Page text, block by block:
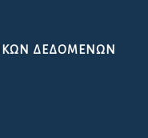
ΔΕΔΟΜΕΝΩΝ